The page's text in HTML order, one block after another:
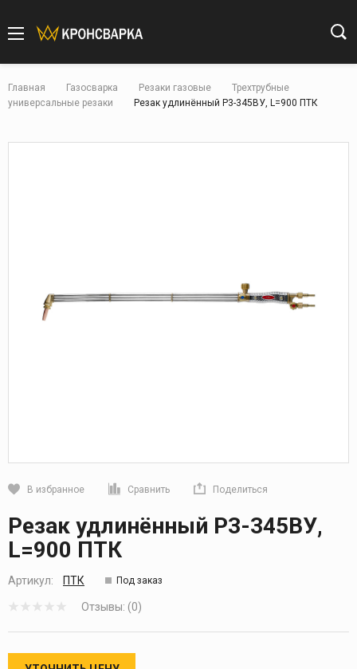
Главная Газосварка Резаки газовые
Трехтрубные
универсальные резаки
Резак удлинённый Р3-345ВУ, L=900 ПТК
В избранное Сравнить Поделиться
Кликните, чтобы скопировать прямую ссылку
Резак удлинённый Р3-345ВУ,
L=900 ПТК
Артикул: ПТК Под заказ
Отзывы: (0)